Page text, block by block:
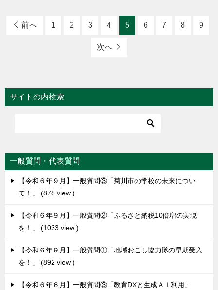
前へ 1 2 3 4 5 6 7 8 9
次へ
サイトの内検索
一般質問・代表質問
【令和６年９月】一般質問③「菊川市の学校の未来につい
て！」
878 view
【令和６年９月】一般質問②「ふるさと納税10倍増の実現
を！」
1033 view
【令和６年９月】一般質問①「地域おこし協力隊の早期受入
を！」
892 view
【令和６年６月】一般質問③「教育DXと生成ＡＩ利用」